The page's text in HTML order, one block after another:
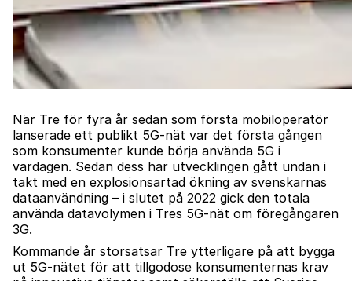
När Tre för fyra år sedan som första mobiloperatör
lanserade ett publikt 5G-nät var det första gången
som konsumenter kunde börja använda 5G i
vardagen. Sedan dess har utvecklingen gått undan i
takt med en explosionsartad ökning av svenskarnas
dataanvändning – i slutet på 2022 gick den totala
använda datavolymen i Tres 5G-nät om föregångaren
3G.
Kommande år storsatsar Tre ytterligare på att bygga
ut 5G-nätet för att tillgodose konsumenternas krav